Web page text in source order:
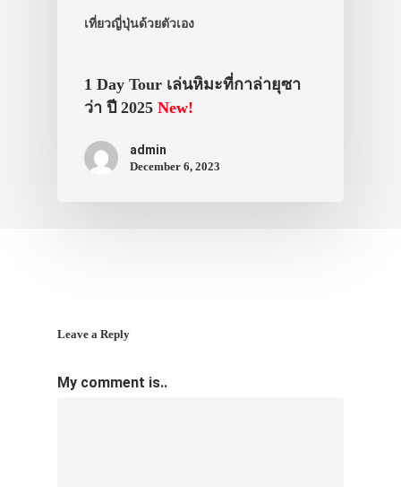
เที่ยวญี่ปุ่นด้วยตัวเอง
1 Day Tour เล่นหิมะที่กาล่ายุซา
ว่า ปี 2025 New!
admin
December 6, 2023
Leave a Reply
My comment is..